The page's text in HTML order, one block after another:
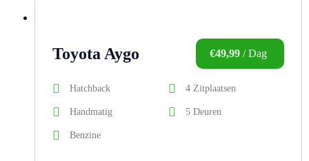
Toyota Aygo €49,99 / Dag
Hatchback 4 Zitplaatsen
Handmatig 5 Deuren
Benzine